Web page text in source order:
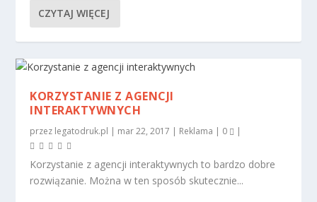
CZYTAJ WIĘCEJ
KORZYSTANIE Z AGENCJI
INTERAKTYWNYCH
przez legatodruk.pl | mar 22, 2017 | Reklama | 0 |
Korzystanie z agencji interaktywnych to bardzo dobre
rozwiązanie. Można w ten sposób skutecznie...